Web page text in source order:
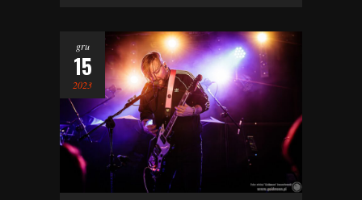
gru
15
2023